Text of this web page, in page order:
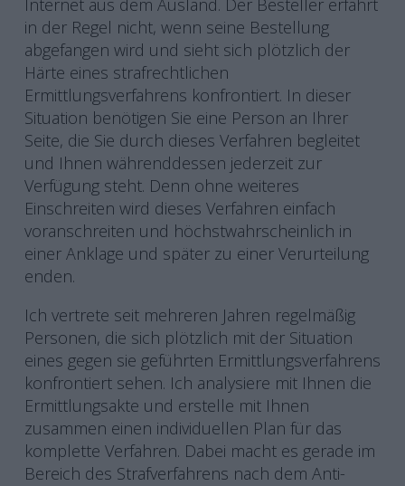
in der Regel nicht, wenn seine Bestellung
abgefangen wird und sieht sich plötzlich der
Härte eines strafrechtlichen
Ermittlungsverfahrens konfrontiert. In dieser
Situation benötigen Sie eine Person an Ihrer
Seite, die Sie durch dieses Verfahren begleitet
und Ihnen währenddessen jederzeit zur
Verfügung steht. Denn ohne weiteres
Einschreiten wird dieses Verfahren einfach
voranschreiten und höchstwahrscheinlich in
einer Anklage und später zu einer Verurteilung
enden.
Ich vertrete seit mehreren Jahren regelmäßig
Personen, die sich plötzlich mit der Situation
eines gegen sie geführten Ermittlungsverfahrens
konfrontiert sehen. Ich analysiere mit Ihnen die
Ermittlungsakte und erstelle mit Ihnen
zusammen einen individuellen Plan für das
komplette Verfahren. Dabei macht es gerade im
Bereich des Strafverfahrens nach dem Anti-